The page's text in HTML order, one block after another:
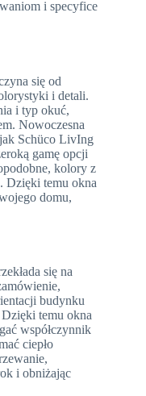
i specyfice
się od
i detali.
i typ okuć,
Nowoczesna
Schüco LivIng
gamę opcji
kolory z
Dzięki temu okna
domu,
się na
budynku
temu okna
współczynnik
ciepło
i obniżając